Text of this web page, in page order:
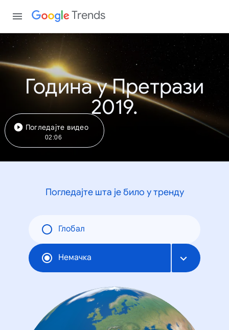
Trends
Година у Претрази
2019.
Погледајте видео
02:06
Погледајте шта је било у тренду
Глобал
Немачка